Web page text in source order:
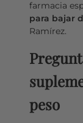
farmacia
para bajar
Ramírez.
peso